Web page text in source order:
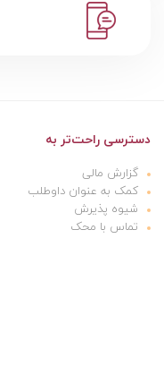
دسترسی راحت‌تر به
گزارش مالی
کمک به عنوان داوطلب
شیوه پذیرش
تماس با محک